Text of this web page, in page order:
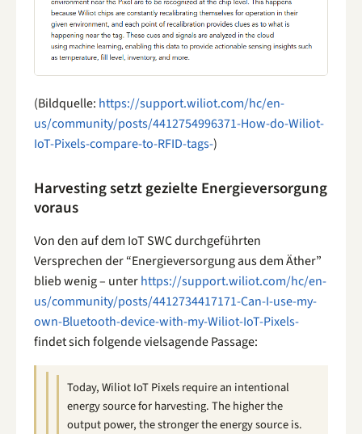
(Bildquelle: https://support.wiliot.com/hc/en-
us/community/posts/4412754996371-How-do-Wiliot-
IoT-Pixels-compare-to-RFID-tags-)
Harvesting setzt gezielte Energieversorgung
voraus
Von den auf dem IoT SWC durchgeführten
Versprechen der “Energieversorgung aus dem Äther”
blieb wenig – unterhttps://support.wiliot.com/hc/en-
us/community/posts/4412734417171-Can-I-use-my-
own-Bluetooth-device-with-my-Wiliot-IoT-Pixels-
findet sich folgende vielsagende Passage:
Today, Wiliot IoT Pixels require an intentional
energy source for harvesting. The higher the
output power, the stronger the energy source is.